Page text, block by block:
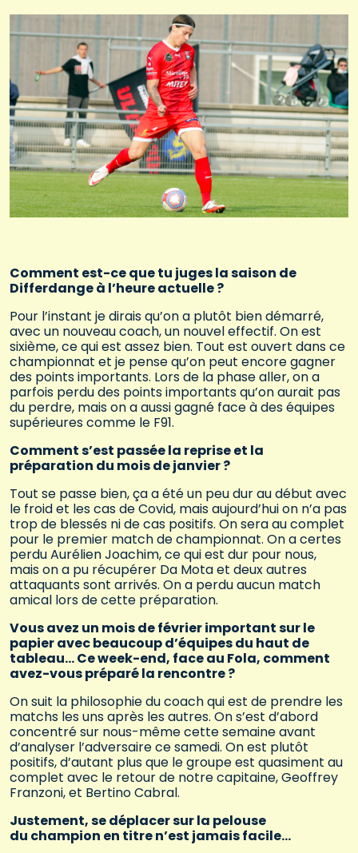
Comment est-ce que tu juges la saison de
Differdange à l’heure actuelle ?
Pour l’instant je dirais qu’on a plutôt bien démarré,
avec un nouveau coach, un nouvel effectif. On est
sixième, ce qui est assez bien. Tout est ouvert dans ce
championnat et je pense qu’on peut encore gagner
des points importants. Lors de la phase aller, on a
parfois perdu des points importants qu’on aurait pas
du perdre, mais on a aussi gagné face à des équipes
supérieures comme le F91.
Comment s’est passée la reprise et la
préparation du mois de janvier ?
Tout se passe bien, ça a été un peu dur au début avec
le froid et les cas de Covid, mais aujourd’hui on n’a pas
trop de blessés ni de cas positifs. On sera au complet
pour le premier match de championnat. On a certes
perdu Aurélien Joachim, ce qui est dur pour nous,
mais on a pu récupérer Da Mota et deux autres
attaquants sont arrivés. On a perdu aucun match
amical lors de cette préparation.
Vous avez un mois de février important sur le
papier avec beaucoup d’équipes du haut de
tableau… Ce week-end, face au Fola, comment
avez-vous préparé la rencontre ?
On suit la philosophie du coach qui est de prendre les
matchs les uns après les autres. On s’est d’abord
concentré sur nous-même cette semaine avant
d’analyser l’adversaire ce samedi. On est plutôt
positifs, d’autant plus que le groupe est quasiment au
complet avec le retour de notre capitaine, Geoffrey
Franzoni, et Bertino Cabral.
Justement, se déplacer sur la pelouse
du champion en titre n’est jamais facile…